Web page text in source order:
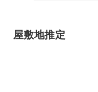
屋敷地推定